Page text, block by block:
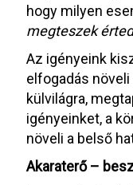
hogy milyen
megteszek
Az igényeink
elfogadás
külvilágra,
igényeinket, a
növeli a belső
Akaraterő –